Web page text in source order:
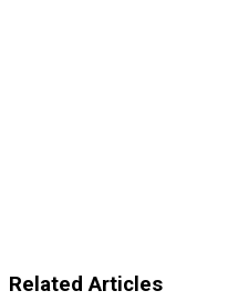
Related Articles